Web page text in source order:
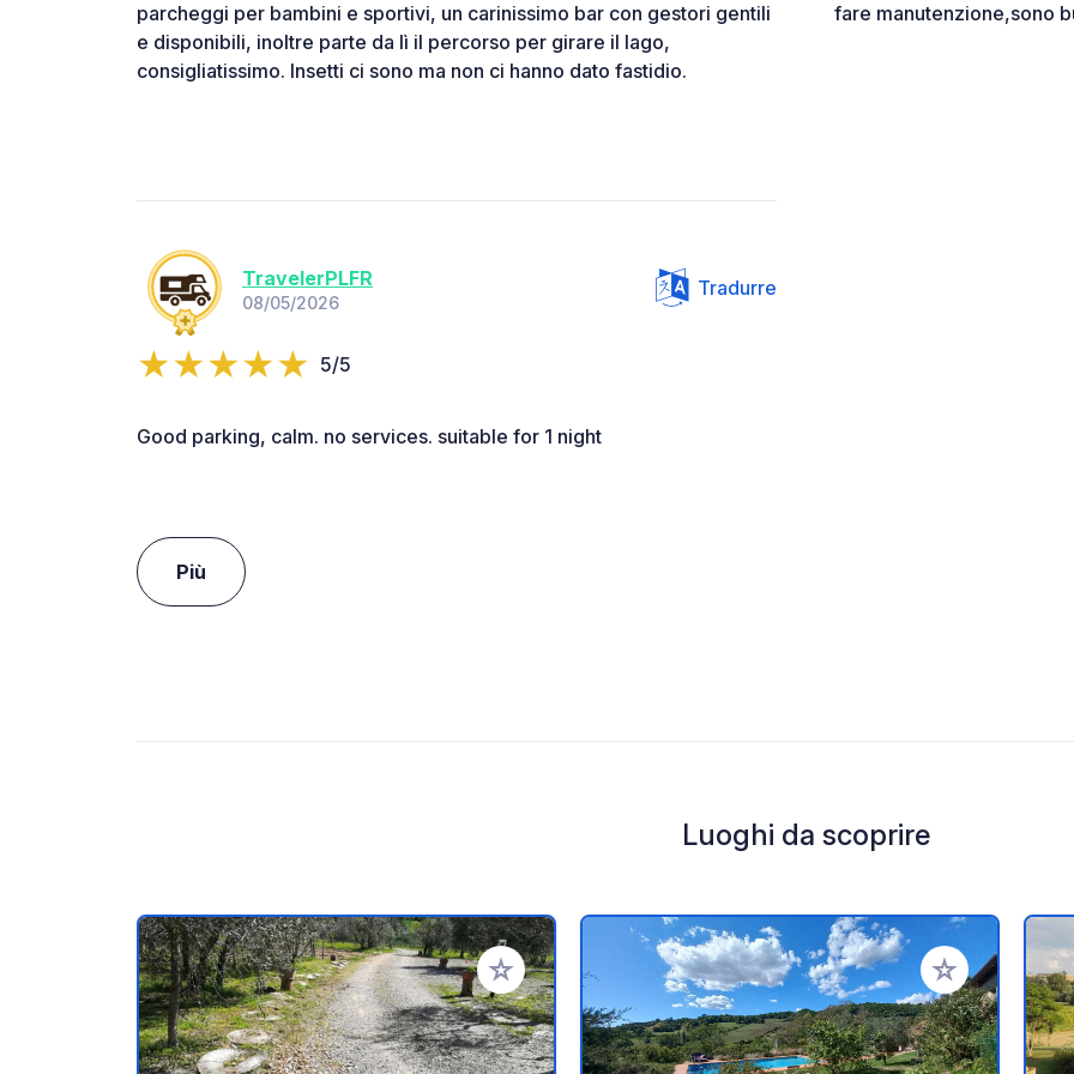
parcheggi per bambini e sportivi, un carinissimo bar con gestori gentili
e disponibili, inoltre parte da lì il percorso per girare il lago,
consigliatissimo. Insetti ci sono ma non ci hanno dato fastidio.
fare manutenzione,sono
TravelerPLFR
08/05/2026
Tradurre
5/5
Good parking, calm. no services. suitable for 1 night
Più
Luoghi da scoprire
Aggiungi ai tuoi preferiti Aggiungi ai tuoi